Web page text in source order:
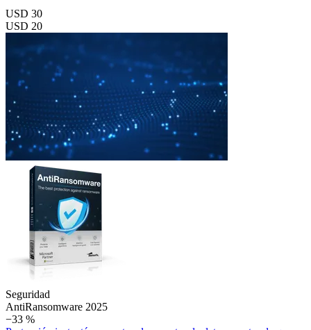
USD 30
USD 20
Seguridad
Anti­Ransomware 2025
−33 %